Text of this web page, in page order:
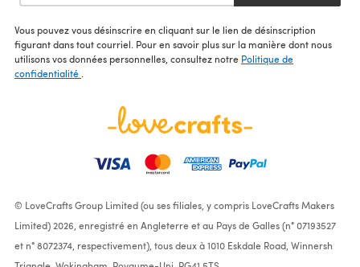
Vous pouvez vous désinscrire en cliquant sur le lien de désinscription
figurant dans tout courriel. Pour en savoir plus sur la manière dont nous
utilisons vos données personnelles, consultez notre Politique de
confidentialité
© LoveCrafts Group Limited (ou ses filiales, y compris LoveCrafts Makers
Limited) 2026, enregistré en Angleterre et au Pays de Galles (n° 07193527
et n° 8072374, respectivement), tous deux à 1010 Eskdale Road, Winnersh